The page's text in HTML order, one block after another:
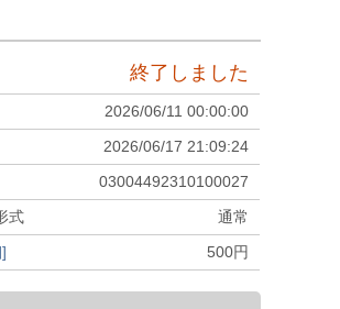
終了しました
2026/06/11 00:00:00
2026/06/17 21:09:24
03004492310100027
式
通常
500円